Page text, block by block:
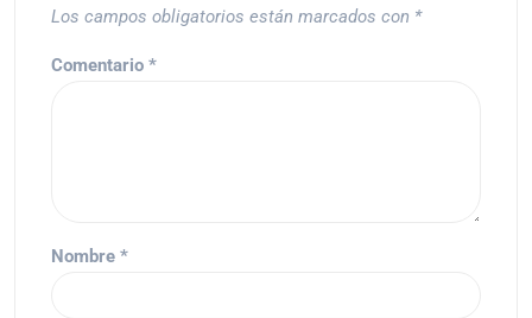
Los campos obligatorios están marcados con *
Comentario *
Nombre *